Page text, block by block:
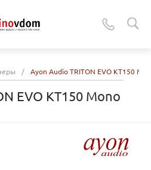
/ Ayon Audio TRITON EVO KT150
EVO KT150 Mono